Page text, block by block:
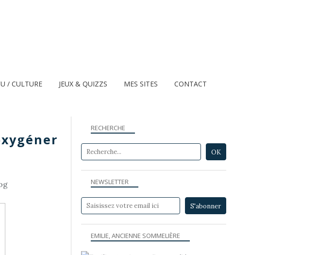
/ CULTURE JEUX & QUIZZS MES SITES CONTACT
NEWSLETTER
RECHERCHE
EMILIE, ANCIENNE SOMMELIÈRE